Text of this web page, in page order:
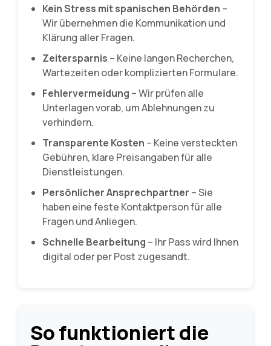
Kein Stress mit spanischen Behörden –
Wir übernehmen die Kommunikation und
Klärung aller Fragen.
Zeitersparnis – Keine langen Recherchen,
Wartezeiten oder komplizierten Formulare.
Fehlervermeidung – Wir prüfen alle
Unterlagen vorab, um Ablehnungen zu
verhindern.
Transparente Kosten – Keine versteckten
Gebühren, klare Preisangaben für alle
Dienstleistungen.
Persönlicher Ansprechpartner – Sie
haben eine feste Kontaktperson für alle
Fragen und Anliegen.
Schnelle Bearbeitung – Ihr Pass wird Ihnen
digital oder per Post zugesandt.
So funktioniert die